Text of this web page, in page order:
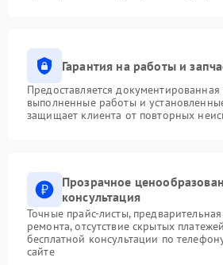
Гарантия на работы и
Предоставляется документированная
выполненные работы и
защищает клиента от повторных
Прозрачное
консультация
Точные прайс-листы,
ремонта, отсутствие скрытых
бесплатной консультации по
сайте